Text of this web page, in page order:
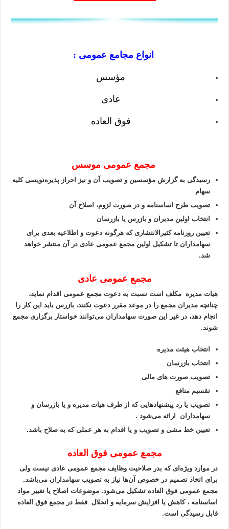
انواع مجامع عمومی :
مؤسس
عادی
فوق العاده
مجمع عمومی موسس
رسیدگی به گزارش مؤسسین و تصویب آن و نیز احراز پذیره‌نویسی کلیه
سهام
تصویب طرح اساسنامه و در صورت لزوم، اصلاح آن
انتخاب اولین مدیران و بازرس یا بازرسان
تعیین روزنامه کثیرالانتشاری که هرگونه دعوت و اطلاعیه بعدی برای
سهامداران تا تشکیل اولین مجمع عمومی عادی در آن منتشر خواهد
شد.
مجمع عمومی عادی
هیات مدیره مکلف است نسبت به دعوت مجمع عمومی اقدام نماید،
چنانچه مدیران مجمع را در موعد مقرر دعوت نکنند، بازرس باید این کار را
انجام دهد، در غیر این صورت سهامداران می‌توانند خواستار برگزاری مجمع
شوند.
انتخاب هیئت مدیره
انتخاب بازرسان
تصویب صورت های مالی
تقسیم منافع
تصویب یا رد پیشنهاد‌هایی که از طرف هیات مدیره و یا بازرسان و
سهامداران ارائه می‌شود .
تعیین خط مشی و تصویب و یا اقدام به هر عملی که به صلاح باشد.
مجمع عمومی فوق العاده
در موارد ویژه‌ای که بدر صلاحیت وظایف مجمع عمومی عادی نیست ولی
برای اتخاذ تصمیم در خصوص آن‌ها نیاز به تصویب سهامداران می‌باشد.
مجمع عمومی فوق العاده تشکیل می‌شود. موضوعات اصلاح یا تغییر مواد
اساسنامه ، کاهش یا افزایش سرمایه و انحلال فقط در مجمع فوق العاده
قابل رسیدگی است.